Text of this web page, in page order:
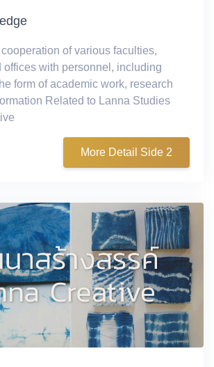
of various faculties,
offices with personnel, including
form of academic work, research
Related to Lanna Studies
More Detail Side 2